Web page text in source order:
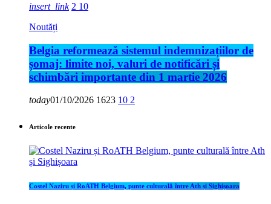
insert_link 2 10
Noutăți
Belgia reformează sistemul indemnizațiilor de
șomaj: limite noi, valuri de notificări și
schimbări importante din 1 martie 2026
today01/10/2026 1623 10 2
Articole recente
Costel Naziru și RoATH Belgium, punte culturală între Ath și Sighișoara